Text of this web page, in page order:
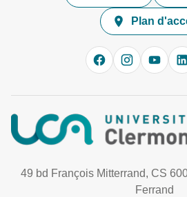
Plan
49 bd François Mitterrand, CS
Ferrand